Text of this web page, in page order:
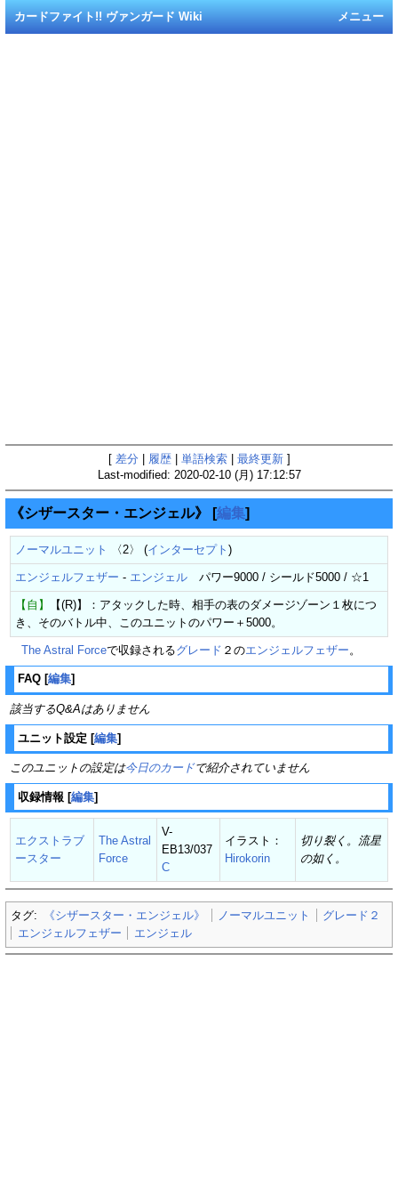
メニュー
カードファイト!! ヴァンガード Wiki
[ 差分 履歴| 単語検索| 最終更新]
Last-modified: 2020-02-10 (月) 17:12:57
《シザースター・エンジェル》 [編集]
ノーマルユニット 〈2〉 (インターセプト )
エンジェルフェザー - エンジェル パワー9000 / シールド5000 / ☆1
【自】
【(R)】：アタックした時、相手の表のダメージゾーン１枚につ
き、そのバトル中、このユニットのパワー＋5000。
The Astral Forceで収録されるグレード ２のエンジェルフェザー。
FAQ [編集]
該当するQ&Aはありません
ユニット設定 [編集]
このユニットの設定は今日のカードで紹介されていません
収録情報 [編集]
エクストラブ
ースター
The Astral
Force
V-
EB13/037
C
イラスト：
Hirokorin
切り裂く。流星
の如く。
タグ: 《シザースター・エンジェル》 ノーマルユニット
グレード２
エンジェルフェザー
エンジェル